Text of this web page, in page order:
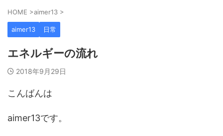
HOME >aimer13 >
aimer13 日常
エネルギーの流れ
2018年9月29日
こんばんは
aimer13です。